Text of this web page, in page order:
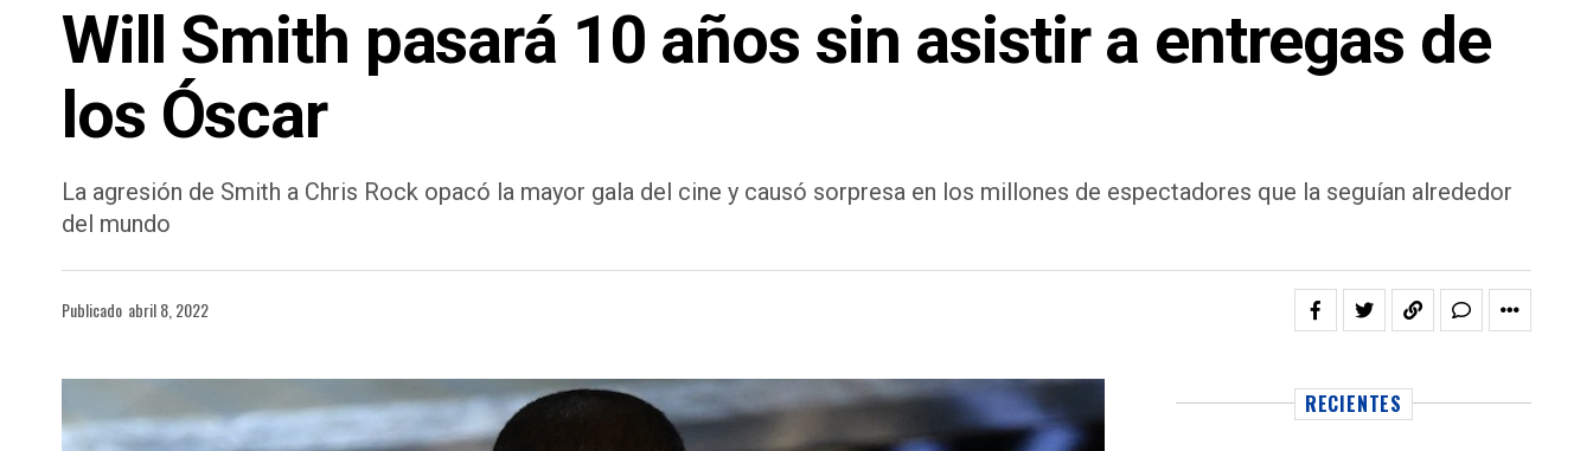
Will Smith pasará 10 años sin asistir a entregas de
los Óscar
La agresión de Smith a Chris Rock opacó la mayor gala del cine y causó sorpresa en los millones de espectadores que la seguían alrededor
del mundo
Publicado abril 8, 2022
RECIENTES